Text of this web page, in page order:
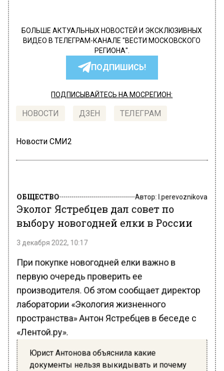
БОЛЬШЕ АКТУАЛЬНЫХ НОВОСТЕЙ И ЭКСКЛЮЗИВНЫХ
ВИДЕО В ТЕЛЕГРАМ-КАНАЛЕ "ВЕСТИ МОСКОВСКОГО
РЕГИОНА".
ПОДПИШИСЬ!
ПОДПИСЫВАЙТЕСЬ НА МОСРЕГИОН:
НОВОСТИ ДЗЕН ТЕЛЕГРАМ
Новости СМИ2
ОБЩЕСТВО Автор:l.perevoznikova
Эколог Ястребцев дал совет по
выбору новогодней елки в России
3 декабря 2022, 10:17
При покупке новогодней елки важно в
первую очередь проверить ее
производителя. Об этом сообщает директор
лаборатории «Экология жизненного
пространства» Антон Ястребцев в беседе с
«Лентой.ру».
Юрист Антонова объяснила какие
документы нельзя выкидывать и почему